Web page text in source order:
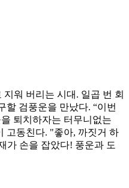
워 버리는 시대. 일곱 번 회
할 검풍운을 만났다. “이번
퇴치하자는 터무니없는
고동친다. "좋아, 까짓거 하
가 손을 잡았다! 풍운과 도